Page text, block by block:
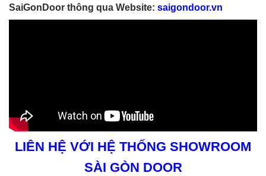
SaiGonDoor thông qua Website: saigondoor.vn
LIÊN HỆ VỚI HỆ THỐNG SHOWROOM
SÀI GÒN DOOR